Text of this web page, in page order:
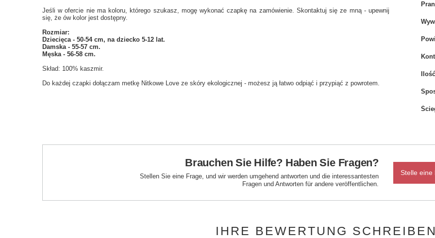
Jeśli w ofercie nie ma koloru, którego szukasz, mogę wykonać czapkę na zamówienie. Skontaktuj się ze mną - upewnij
się, że ów kolor jest dostępny.
Rozmiar:
Dziecięca - 50-54 cm, na dziecko 5-12 lat.
Damska - 55-57 cm.
Męska - 56-58 cm.
Skład: 100% kaszmir.
Do każdej czapki dołączam metkę Nitkowe Love ze skóry ekologicznej - możesz ją łatwo odpiąć i przypiąć z powrotem.
Brauchen Sie Hilfe? Haben Sie Fragen?
Stellen Sie eine Frage, und wir werden umgehend antworten und die interessantesten
Fragen und Antworten für andere veröffentlichen.
Stelle eine
IHRE BEWERTUNG SCHREIBEN